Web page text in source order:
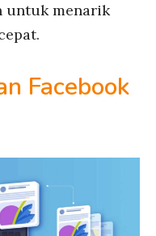
untuk menarik
Facebook